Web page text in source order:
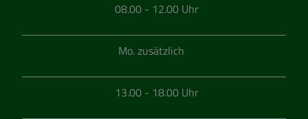
08.00 - 12.00 Uhr
Mo. zusätzlich
13.00 - 18.00 Uhr